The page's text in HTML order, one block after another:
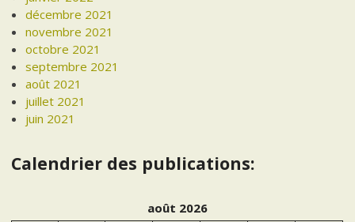
décembre 2021
novembre 2021
octobre 2021
septembre 2021
août 2021
juillet 2021
juin 2021
Calendrier des publications:
août 2026